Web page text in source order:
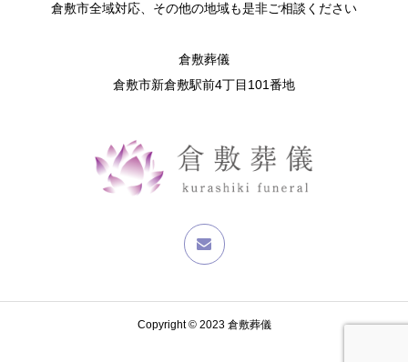
倉敷市全域対応、その他の地域も是非ご相談ください
倉敷葬儀
倉敷市新倉敷駅前4丁目101番地
Copyright © 2023 倉敷葬儀